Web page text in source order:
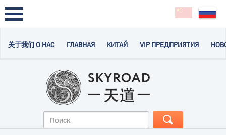
关于我们 О НАС ГЛАВНАЯ КИТАЙ VIP ПРЕДПРИЯТИЯ